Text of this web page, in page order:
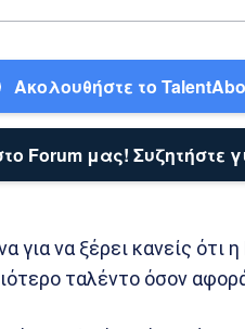
Ακολουθήστε το
Forum μας! Συζητήστε
για να ξέρει κανείς ότι η
ταλέντο όσον